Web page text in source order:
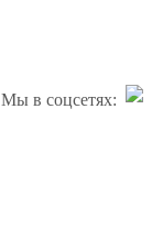
Мы в соцсетях: